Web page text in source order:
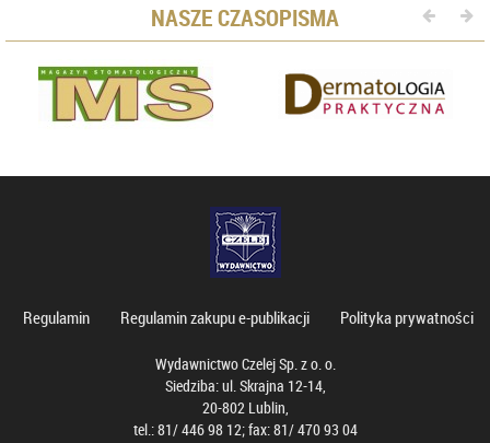
NASZE CZASOPISMA
Regulamin Regulamin zakupu e-publikacji Polityka prywatności
Wydawnictwo Czelej Sp. z o. o.
Siedziba: ul. Skrajna 12-14,
20-802 Lublin,
tel.: 81/ 446 98 12; fax: 81/ 470 93 04